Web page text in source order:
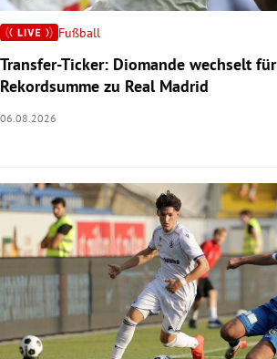
Fußball
Transfer-Ticker: Diomande wechselt für
Rekordsumme zu Real Madrid
06.08.2026